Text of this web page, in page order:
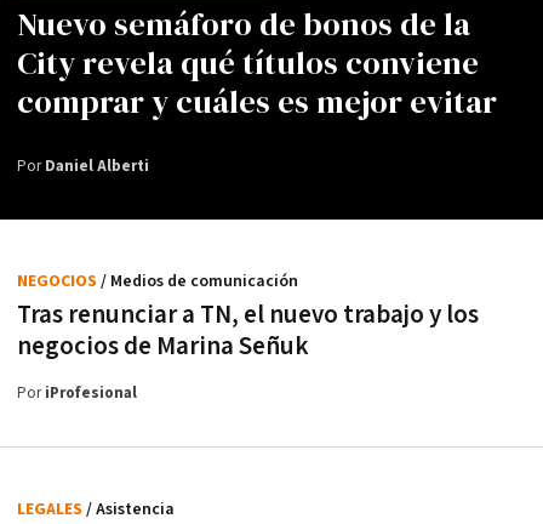
Nuevo semáforo de bonos de la
City revela qué títulos conviene
comprar y cuáles es mejor evitar
PorDaniel Alberti
Tras renunciar a TN, el nuevo trabajo y los
negocios de Marina Señuk
NEGOCIOS / Medios de comunicación
PoriProfesional
LEGALES / Asistencia